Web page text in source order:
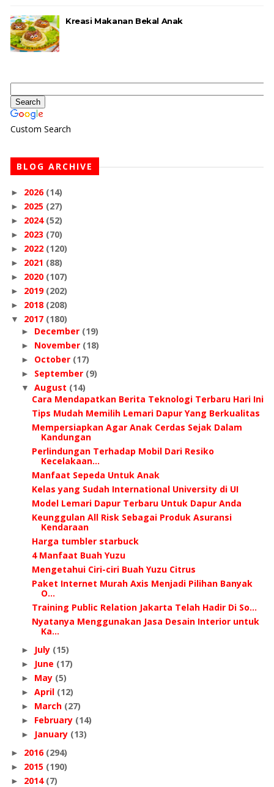
Kreasi Makanan Bekal Anak
Custom Search
BLOG ARCHIVE
► 2026 (14)
► 2025 (27)
► 2024 (52)
► 2023 (70)
► 2022 (120)
► 2021 (88)
► 2020 (107)
► 2019 (202)
► 2018 (208)
▼ 2017 (180)
► December (19)
► November (18)
► October (17)
► September (9)
▼ August (14)
Cara Mendapatkan Berita Teknologi Terbaru Hari Ini
Tips Mudah Memilih Lemari Dapur Yang Berkualitas
Mempersiapkan Agar Anak Cerdas Sejak Dalam
Kandungan
Perlindungan Terhadap Mobil Dari Resiko
Kecelakaan...
Manfaat Sepeda Untuk Anak
Kelas yang Sudah International University di UI
Model Lemari Dapur Terbaru Untuk Dapur Anda
Keunggulan All Risk Sebagai Produk Asuransi
Kendaraan
Harga tumbler starbuck
4 Manfaat Buah Yuzu
Mengetahui Ciri-ciri Buah Yuzu Citrus
Paket Internet Murah Axis Menjadi Pilihan Banyak
O...
Training Public Relation Jakarta Telah Hadir Di So...
Nyatanya Menggunakan Jasa Desain Interior untuk
Ka...
► July (15)
► June (17)
► May (5)
► April (12)
► March (27)
► February (14)
► January (13)
► 2016 (294)
► 2015 (190)
► 2014 (7)